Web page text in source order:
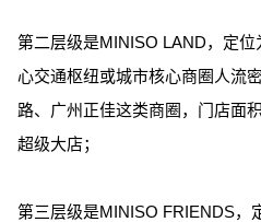
第二层级是MINISO LAND，定
心交通枢纽或城市核心商圈人流
路、广州正佳这类商圈，门店面
超级大店；
第三层级是MINISO FRIENDS，